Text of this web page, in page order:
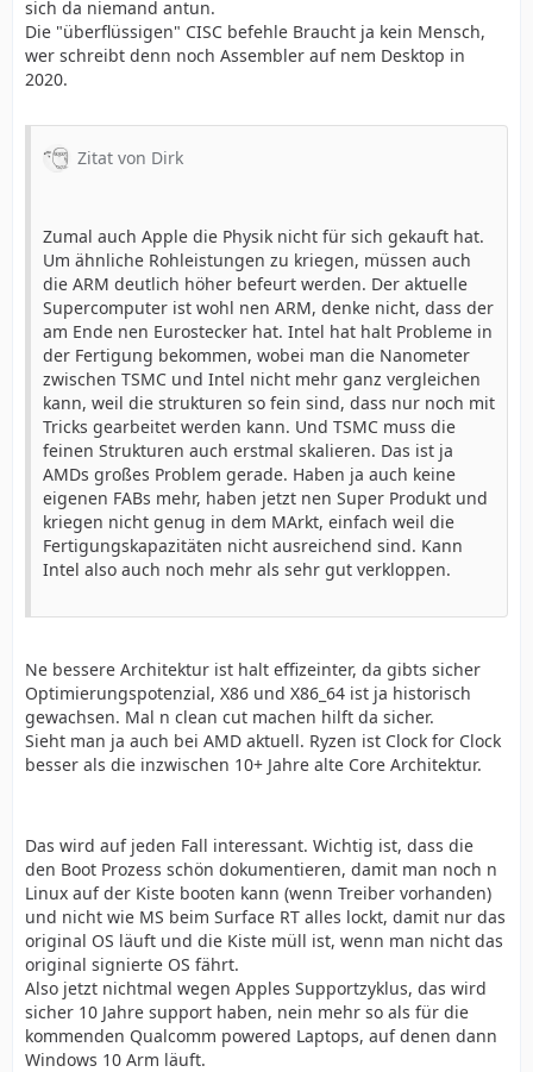
sich da niemand antun.
Die "überflüssigen" CISC befehle Braucht ja kein Mensch,
wer schreibt denn noch Assembler auf nem Desktop in
2020.
Zitat von Dirk
Zumal auch Apple die Physik nicht für sich gekauft hat.
Um ähnliche Rohleistungen zu kriegen, müssen auch
die ARM deutlich höher befeurt werden. Der aktuelle
Supercomputer ist wohl nen ARM, denke nicht, dass der
am Ende nen Eurostecker hat. Intel hat halt Probleme in
der Fertigung bekommen, wobei man die Nanometer
zwischen TSMC und Intel nicht mehr ganz vergleichen
kann, weil die strukturen so fein sind, dass nur noch mit
Tricks gearbeitet werden kann. Und TSMC muss die
feinen Strukturen auch erstmal skalieren. Das ist ja
AMDs großes Problem gerade. Haben ja auch keine
eigenen FABs mehr, haben jetzt nen Super Produkt und
kriegen nicht genug in dem MArkt, einfach weil die
Fertigungskapazitäten nicht ausreichend sind. Kann
Intel also auch noch mehr als sehr gut verkloppen.
Ne bessere Architektur ist halt effizeinter, da gibts sicher
Optimierungspotenzial, X86 und X86_64 ist ja historisch
gewachsen. Mal n clean cut machen hilft da sicher.
Sieht man ja auch bei AMD aktuell. Ryzen ist Clock for Clock
besser als die inzwischen 10+ Jahre alte Core Architektur.
Das wird auf jeden Fall interessant. Wichtig ist, dass die
den Boot Prozess schön dokumentieren, damit man noch n
Linux auf der Kiste booten kann (wenn Treiber vorhanden)
und nicht wie MS beim Surface RT alles lockt, damit nur das
original OS läuft und die Kiste müll ist, wenn man nicht das
original signierte OS fährt.
Also jetzt nichtmal wegen Apples Supportzyklus, das wird
sicher 10 Jahre support haben, nein mehr so als für die
kommenden Qualcomm powered Laptops, auf denen dann
Windows 10 Arm läuft.